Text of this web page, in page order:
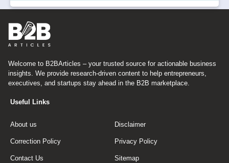
Welcome to B2BArticles – your trusted source for actionable business
insights. We provide research-driven content to help entrepreneurs,
executives, and startups stay ahead in the B2B marketplace.
Useful Links
About us Disclaimer
Correction Policy Privacy Policy
Contact Us Sitemap